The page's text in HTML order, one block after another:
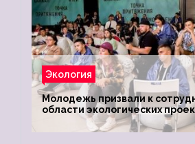
Экология
Молодежь призвали к
области экологических